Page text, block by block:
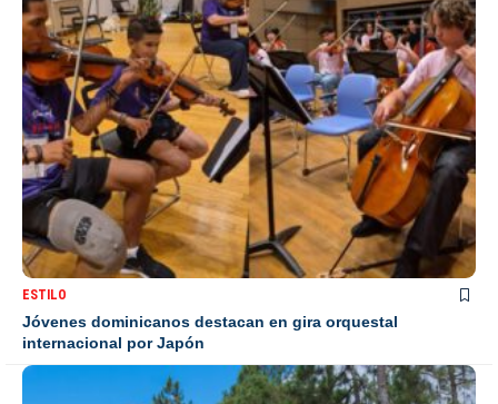
ESTILO
Jóvenes dominicanos destacan en gira orquestal
internacional por Japón